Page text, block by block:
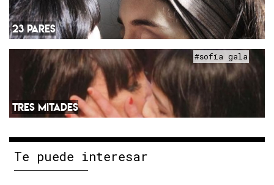
23 PARES
#sofía gala
TRES MITADES
Te puede interesar